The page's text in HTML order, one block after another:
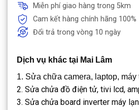
Miễn phí giao hàng trong 5km
Cam kết hàng chính hãng 100%
Đổi trả trong vòng 10 ngày
Dịch vụ khác tại Mai Lâm
1. Sửa chữa camera, laptop, máy
2. Sửa chửa đồ điện tử, tivi lcd,
3. Sửa chửa board inverter máy